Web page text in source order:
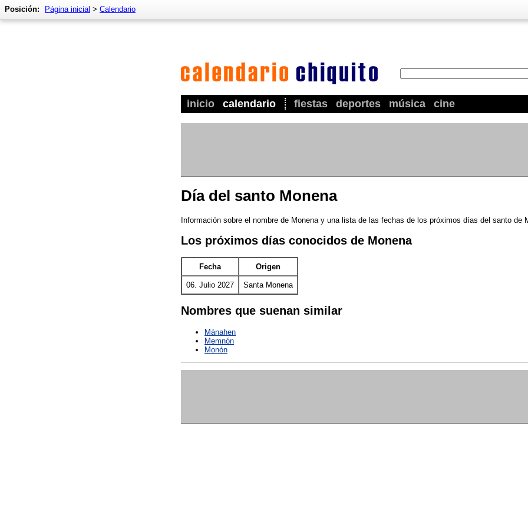
inicio calendario fiestas deportes música cine
Posición: Página inicial > Calendario
Día del santo Monena
Información sobre el nombre de Monena y una lista de las fechas de los próximos días del santo de
Los próximos días conocidos de Monena
Fecha Origen
06. Julio 2027 Santa Monena
Nombres que suenan similar
Mánahen
Memnón
Monón